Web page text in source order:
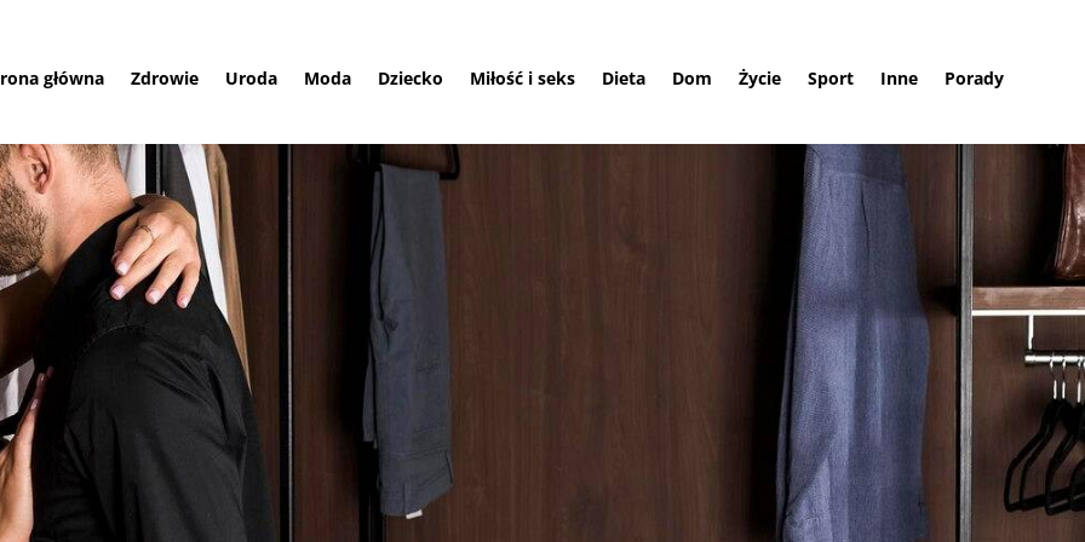
główna Zdrowie Uroda Moda Dziecko Miłość i seks Dieta Dom Życie Sport Inne Porady